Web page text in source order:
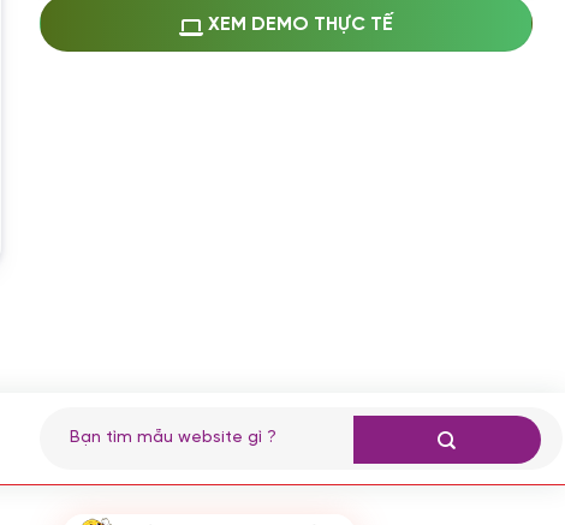
Thay logo + thông tin doanh nghiệp
(+100.000 VND)
Cài đặt plugin theo yêu cầu
(+100.000 VND)
XEM DEMO THỰC TẾ
kiếm: